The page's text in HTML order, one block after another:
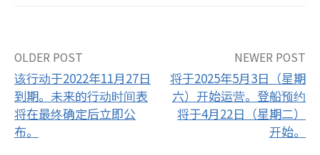
Post
navigation
OLDER POST
该行动于2022年11月27日
到期。未来的行动时间表
将在最终确定后立即公
布。
NEWER POST
将于2025年5月3日（星期
六）开始运营。登船预约
将于4月22日（星期二）
开始。